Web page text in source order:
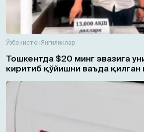
ЎзбекистонЯнгиликлар
Тошкентда $20 минг эвазига
киритиб қўйишни ваъда